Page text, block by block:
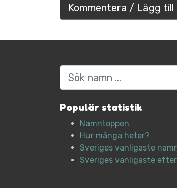
Kommentera / Lägg till
Sök
Populär statistik
Namntoppen
Hur många heter?
Sveriges vanligaste
Sveriges vanligaste